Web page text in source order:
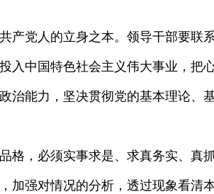
党人的立身之本。领导干部要联
入中国特色社会主义伟大事业，把
治能力，坚决贯彻党的基本理论、
，必须实事求是、求真务实、真
加强对情况的分析，透过现象看清